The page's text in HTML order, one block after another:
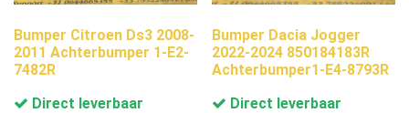
Bumper Citroen Ds3 2008-
2011 Achterbumper 1-E2-
7482R
Direct leverbaar
Bumper Dacia Jogger
2022-2024 850184183R
Achterbumper1-E4-8793R
Direct leverbaar